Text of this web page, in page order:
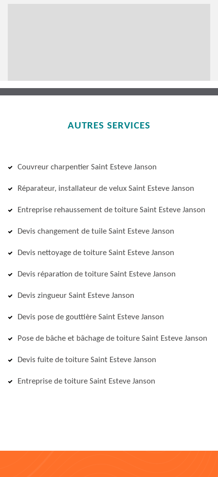
AUTRES SERVICES
Couvreur charpentier Saint Esteve Janson
Réparateur, installateur de velux Saint Esteve Janson
Entreprise rehaussement de toiture Saint Esteve Janson
Devis changement de tuile Saint Esteve Janson
Devis nettoyage de toiture Saint Esteve Janson
Devis réparation de toiture Saint Esteve Janson
Devis zingueur Saint Esteve Janson
Devis pose de gouttière Saint Esteve Janson
Pose de bâche et bâchage de toiture Saint Esteve Janson
Devis fuite de toiture Saint Esteve Janson
Entreprise de toiture Saint Esteve Janson